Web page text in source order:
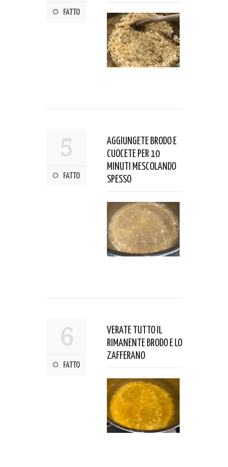
FATTO
5
FATTO
AGGIUNGETE BRODO E
CUOCETE PER 10
MINUTI MESCOLANDO
SPESSO
6
FATTO
VERATE TUTTO IL
RIMANENTE BRODO E LO
ZAFFERANO